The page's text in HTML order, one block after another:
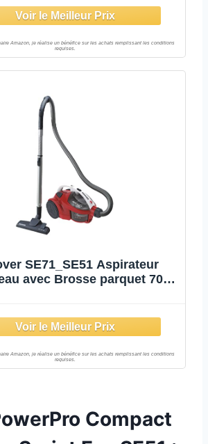
SE71_SE51 Aspirateur
avec Brosse parquet 700
Compact